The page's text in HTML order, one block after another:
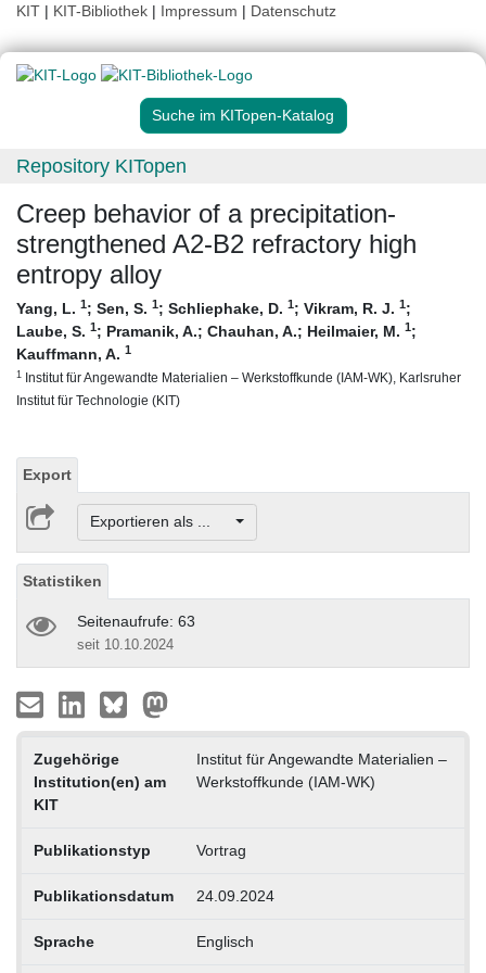
KIT | KIT-Bibliothek | Impressum | Datenschutz
Suche im KITopen-Katalog
Repository KITopen
Creep behavior of a precipitation-
strengthened A2-B2 refractory high
entropy alloy
Yang, L. 1; Sen, S. 1; Schliephake, D. 1; Vikram, R. J. 1;
Laube, S. 1; Pramanik, A.; Chauhan, A.; Heilmaier, M. 1;
Kauffmann, A. 1
1 Institut für Angewandte Materialien – Werkstoffkunde (IAM-WK), Karlsruher
Institut für Technologie (KIT)
Export
Exportieren als ...
Statistiken
Seitenaufrufe: 63
seit 10.10.2024
Zugehörige
Institution(en) am
KIT
Institut für Angewandte Materialien –
Werkstoffkunde (IAM-WK)
Publikationstyp Vortrag
Publikationsdatum 24.09.2024
Sprache Englisch